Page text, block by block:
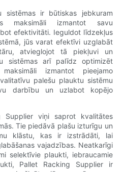
sistēmas ir būtiskas jebkuram
maksimāli izmantot savu
efektivitāti. Ieguldot līdzekļus
jūs varat efektīvi uzglabāt
atvieglojot tā piekļuvi un
sistēmas arī palīdz optimizēt
izmantot pieejamo
palešu plauktu sistēmu
darbību un uzlabot kopējo
Supplier viņi saprot kvalitātes
Tie piedāvā plašu izturīgu un
klāstu, kas ir izstrādāti, lai
vajadzības. Neatkarīgi
selektīvie plaukti, iebraucamie
Pallet Racking Supplier ir